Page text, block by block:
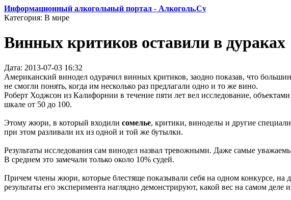
Информационный алкогольный портал - Алкоголь.Су
Категория: В мире
Винных критиков оставили в дураках
Дата: 2013-07-03 16:32
Американский винодел одурачил винных критиков, заодно показав, что
не смогли понять, когда им несколько раз предлагали одно и то же вино.
Роберт Ходжсон из Калифорнии в течение пяти лет вел исследование,
шкале от 50 до 100.
Этому жюри, в который входили сомелье, критики, виноделы и другие
при этом разливали их из одной и той же бутылки.
Результаты исследования сам винодел назвал тревожными. Даже самые
В среднем это замечали только около 10% судей.
Причем члены жюри, которые блестяще показывали себя на одном конкурсе, на
результаты его эксперимента наглядно демонстрируют, какой вес на самом